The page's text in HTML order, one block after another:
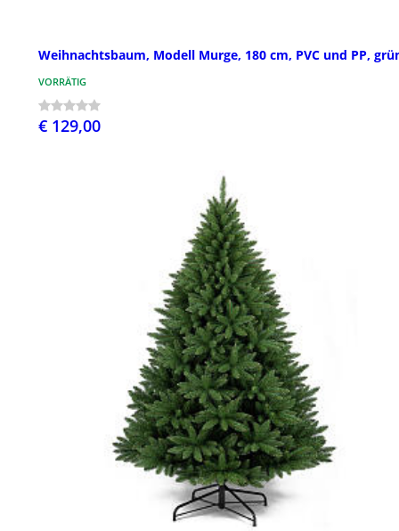
Weihnachtsbaum, Modell Murge, 180 cm, PVC und PP,
VORRÄTIG
€ 129,00